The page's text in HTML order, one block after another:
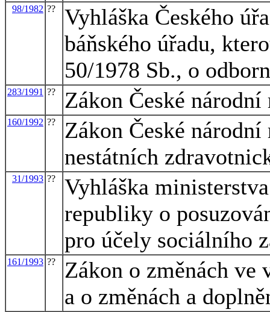
98/1982 ??
Vyhláška Českého
báňského úřadu,
50/1978 Sb., o
283/1991 ?? Zákon České
160/1992 ??
Zákon České
nestátních
31/1993 ??
Vyhláška
republiky o
pro účely sociálního
161/1993 ??
Zákon o změnách ve
a o změnách a